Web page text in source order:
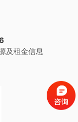
及租金信息